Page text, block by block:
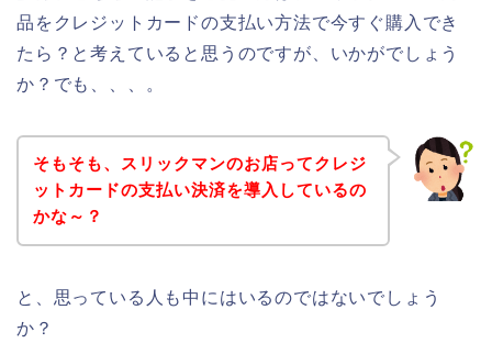
品をクレジットカードの支払い方法で今すぐ購入でき
たら？と考えていると思うのですが、いかがでしょう
か？でも、、、。
そもそも、スリックマンのお店ってクレジ
ットカードの支払い決済を導入しているの
かな～？
と、思っている人も中にはいるのではないでしょう
か？